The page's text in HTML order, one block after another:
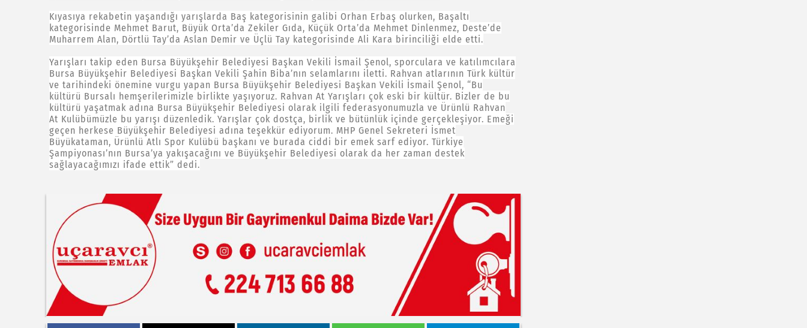
Kıyasıya rekabetin yaşandığı yarışlarda Baş kategorisinin galibi Orhan Erbaş olurken, Başaltı
kategorisinde Mehmet Barut, Büyük Orta’da Zekiler Gıda, Küçük Orta’da Mehmet Dinlenmez, Deste’de
Muharrem Alan, Dörtlü Tay’da Aslan Demir ve Üçlü Tay kategorisinde Ali Kara birinciliği elde etti.
Yarışları takip eden Bursa Büyükşehir Belediyesi Başkan Vekili İsmail Şenol, sporculara ve katılımcılara
Bursa Büyükşehir Belediyesi Başkan Vekili Şahin Biba’nın selamlarını iletti. Rahvan atlarının Türk kültür
ve tarihindeki önemine vurgu yapan Bursa Büyükşehir Belediyesi Başkan Vekili İsmail Şenol, “Bu
kültürü Bursalı hemşerilerimizle birlikte yaşıyoruz. Rahvan At Yarışları çok eski bir kültür. Bizler de bu
kültürü yaşatmak adına Bursa Büyükşehir Belediyesi olarak ilgili federasyonumuzla ve Ürünlü Rahvan
At Kulübümüzle bu yarışı düzenledik. Yarışlar çok dostça, birlik ve bütünlük içinde gerçekleşiyor. Emeği
geçen herkese Büyükşehir Belediyesi adına teşekkür ediyorum. MHP Genel Sekreteri İsmet
Büyükataman, Ürünlü Atlı Spor Kulübü başkanı ve burada ciddi bir emek sarf ediyor. Türkiye
Şampiyonası’nın Bursa’ya yakışacağını ve Büyükşehir Belediyesi olarak da her zaman destek
sağlayacağımızı ifade ettik” dedi.